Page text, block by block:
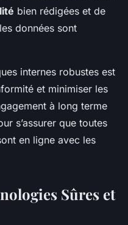
bien rédigées et de
données sont
internes robustes est
et minimiser les
à long terme
s’assurer que toutes
en ligne avec les
Sûres et